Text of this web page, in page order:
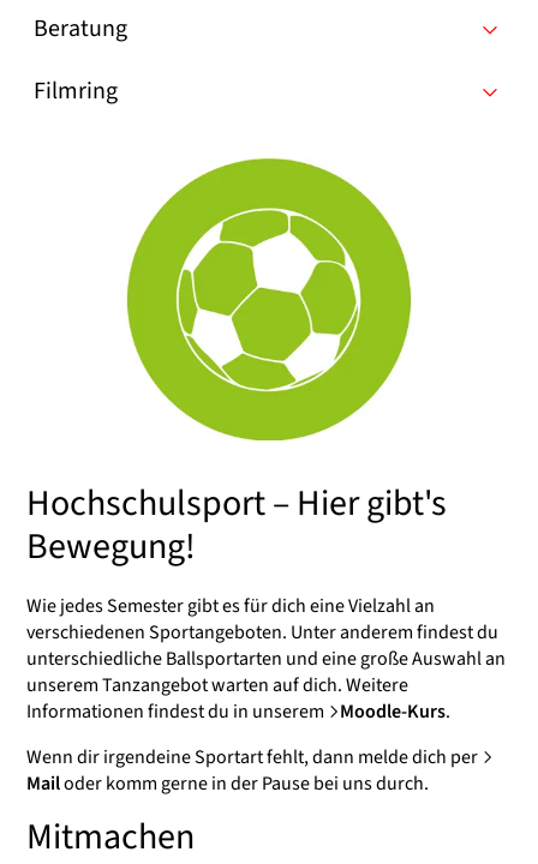
Beratung
Filmring
Hochschulsport – Hier gibt's
Bewegung!
Wie jedes Semester gibt es für dich eine Vielzahl an
verschiedenen Sportangeboten. Unter anderem findest du
unterschiedliche Ballsportarten und eine große Auswahl an
unserem Tanzangebot warten auf dich. Weitere
Informationen findest du in unserem
Moodle-Kurs.
Wenn dir irgendeine Sportart fehlt, dann melde dich per
Mailoder komm gerne in der Pause bei uns durch.
Mitmachen